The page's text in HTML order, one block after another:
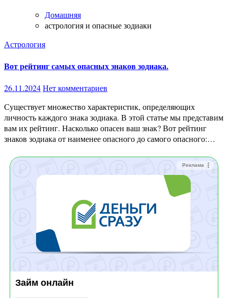
Домашняя
астрология и опасные зодиаки
Астрология
Вот рейтинг самых опасных знаков зодиака.
26.11.2024Нет комментариев
Существует множество характеристик, определяющих
личность каждого знака зодиака. В этой статье мы представим
вам их рейтинг. Насколько опасен ваш знак? Вот рейтинг
знаков зодиака от наименее опасного до самого опасного:…
Реклама
Займ онлайн